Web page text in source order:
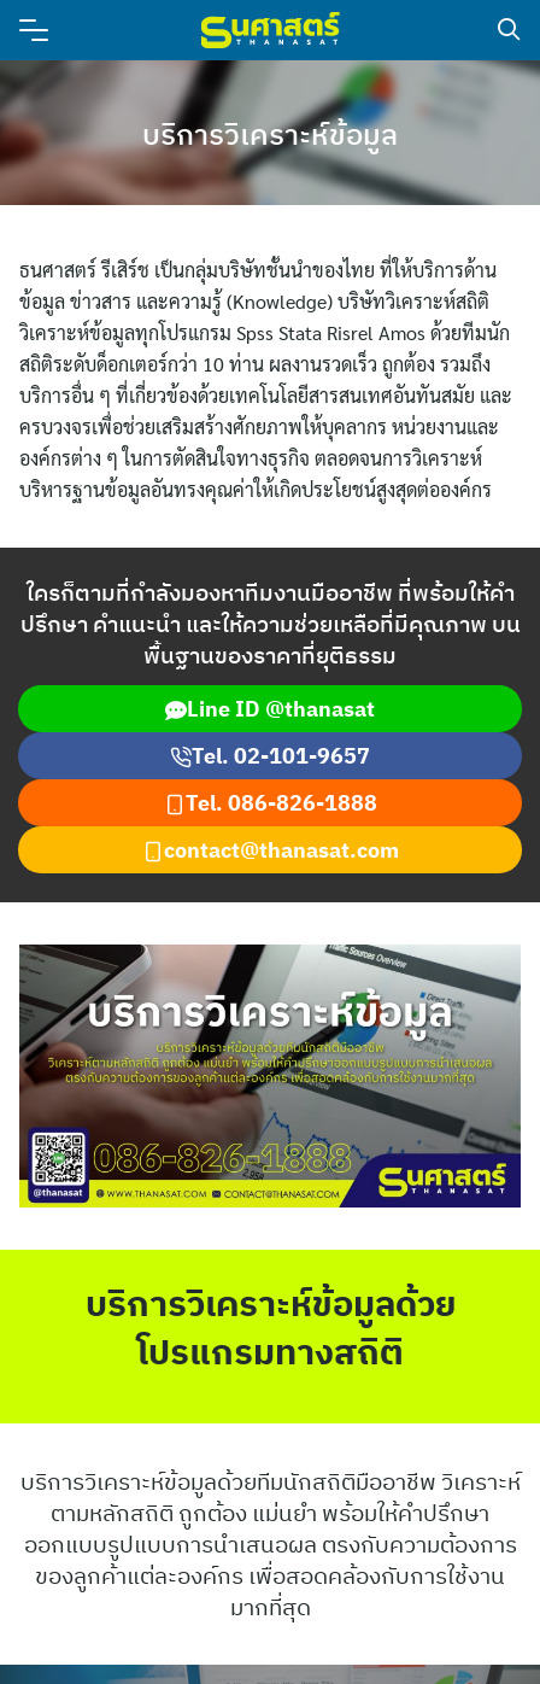
ไทย
English
บริการวิเคราะห์ข้อมูล
ธนศาสตร์ รีเสิร์ช เป็นกลุ่มบริษัทชั้นนำของไทย ที่ให้บริการด้าน
ข้อมูล ข่าวสาร และความรู้ (Knowledge) บริษัทวิเคราะห์สถิติ
วิเคราะห์ข้อมูลทุกโปรแกรม Spss Stata Risrel Amos ด้วยทีมนัก
สถิติระดับด็อกเตอร์กว่า 10 ท่าน ผลงานรวดเร็ว ถูกต้อง รวมถึง
บริการอื่น ๆ ที่เกี่ยวข้องด้วยเทคโนโลยีสารสนเทศอันทันสมัย และ
ครบวงจรเพื่อช่วยเสริมสร้างศักยภาพให้บุคลากร หน่วยงานและ
องค์กรต่าง ๆ ในการตัดสินใจทางธุรกิจ ตลอดจนการวิเคราะห์
บริหารฐานข้อมูลอันทรงคุณค่าให้เกิดประโยชน์สูงสุดต่อองค์กร
ใครก็ตามที่กำลังมองหาทีมงานมืออาชีพ ที่พร้อมให้คำ
ปรึกษา คำแนะนำ และให้ความช่วยเหลือที่มีคุณภาพ บน
พื้นฐานของราคาที่ยุติธรรม
Line ID @thanasat
Tel. 02-101-9657
Tel. 086-826-1888
contact@thanasat.com
บริการวิเคราะห์ข้อมูลด้วย
โปรแกรมทางสถิติ
บริการวิเคราะห์ข้อมูลด้วยทีมนักสถิติมืออาชีพ วิเคราะห์
ตามหลักสถิติ ถูกต้อง แม่นยำ พร้อมให้คำปรึกษา
ออกแบบรูปแบบการนำเสนอผล ตรงกับความต้องการ
ของลูกค้าแต่ละองค์กร เพื่อสอดคล้องกับการใช้งาน
มากที่สุด